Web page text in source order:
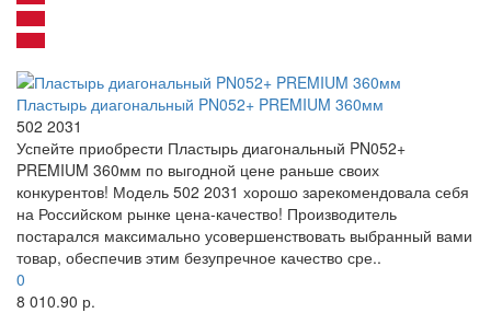
Пластырь диагональный PN052+ PREMIUM 360мм
502 2031
Успейте приобрести Пластырь диагональный PN052+
PREMIUM 360мм по выгодной цене раньше своих
конкурентов! Модель 502 2031 хорошо зарекомендовала себя
на Российском рынке цена-качество! Производитель
постарался максимально усовершенствовать выбранный вами
товар, обеспечив этим безупречное качество сре..
0
8 010.90 р.